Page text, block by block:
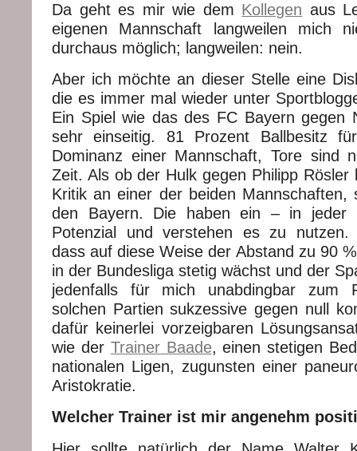
Da geht es mir wie dem Kollegen aus
eigenen Mannschaft langweilen mich
durchaus möglich; langweilen: nein.
Aber ich möchte an dieser Stelle eine
die es immer mal wieder unter
Ein Spiel wie das des FC Bayern gegen
sehr einseitig. 81 Prozent Ballbesitz
Dominanz einer Mannschaft, Tore sind
Zeit. Als ob der Hulk gegen Philipp Rösler
Kritik an einer der beiden Mannschaften,
den Bayern. Die haben ein – in jeder
Potenzial und verstehen es zu nutzen.
dass auf diese Weise der Abstand zu 90
in der Bundesliga stetig wächst und der
jedenfalls für mich unabdingbar zum
solchen Partien sukzessive gegen null
dafür keinerlei vorzeigbaren
wie der Trainer Baade, einen stetigen
nationalen Ligen, zugunsten einer
Aristokratie.
Welcher Trainer ist mir angenehm